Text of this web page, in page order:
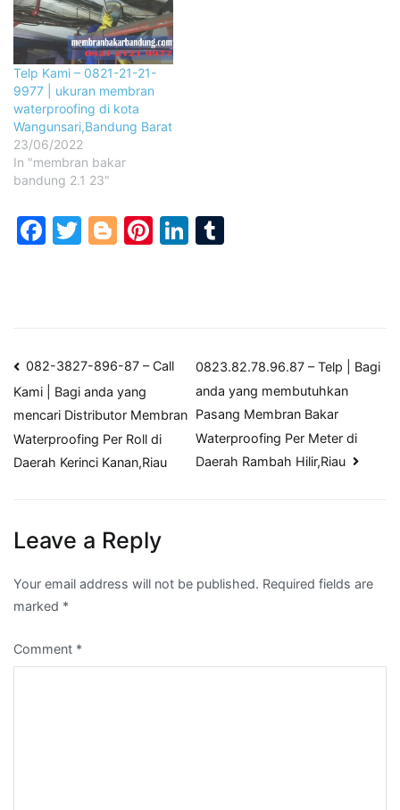
Telp Kami – 0821-21-21-
9977 | ukuran membran
waterproofing di kota
Wangunsari,Bandung Barat
23/06/2022
In "membran bakar
bandung 2.1 23"
Facebook
Twitter
Blogger
Pinterest
LinkedIn
Post
navigation
082-3827-896-87 – Call
Kami | Bagi anda yang
mencari Distributor Membran
Waterproofing Per Roll di
Daerah Kerinci Kanan,Riau
0823.82.78.96.87 – Telp | Bagi
anda yang membutuhkan
Pasang Membran Bakar
Waterproofing Per Meter di
Daerah Rambah Hilir,Riau
Leave a Reply
Your email address will not be published. Required fields are
marked *
Comment *